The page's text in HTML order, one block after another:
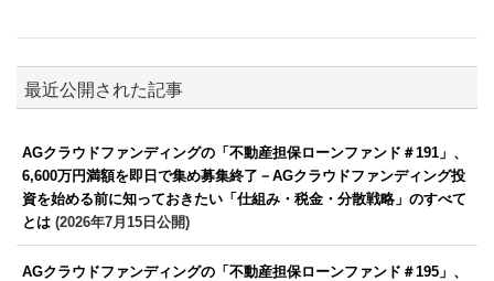
最近公開された記事
AGクラウドファンディングの「不動産担保ローンファンド＃191」、
6,600万円満額を即日で集め募集終了－AGクラウドファンディング投
資を始める前に知っておきたい「仕組み・税金・分散戦略」のすべて
とは (2026年7月15日公開)
AGクラウドファンディングの「不動産担保ローンファンド＃195」、